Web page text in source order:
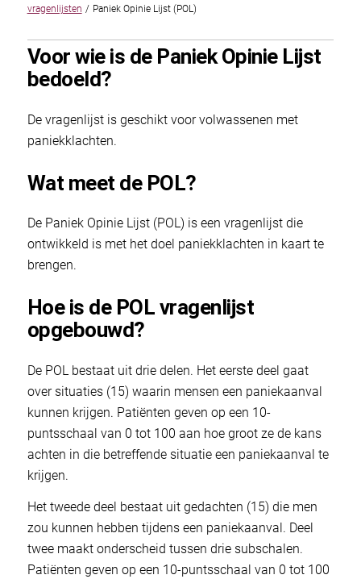
vragenlijsten / Paniek Opinie Lijst (POL)
Voor wie is de Paniek Opinie Lijst
bedoeld?
De vragenlijst is geschikt voor volwassenen met
paniekklachten.
Wat meet de POL?
De Paniek Opinie Lijst (POL) is een vragenlijst die
ontwikkeld is met het doel paniekklachten in kaart te
brengen.
Hoe is de POL vragenlijst
opgebouwd?
De POL bestaat uit drie delen. Het eerste deel gaat
over situaties (15) waarin mensen een paniekaanval
kunnen krijgen. Patiënten geven op een 10-
puntsschaal van 0 tot 100 aan hoe groot ze de kans
achten in die betreffende situatie een paniekaanval te
krijgen.
Het tweede deel bestaat uit gedachten (15) die men
zou kunnen hebben tijdens een paniekaanval. Deel
twee maakt onderscheid tussen drie subschalen.
Patiënten geven op een 10-puntsschaal van 0 tot 100